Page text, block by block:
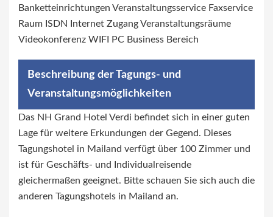
Banketteinrichtungen Veranstaltungsservice Faxservice
Raum ISDN Internet Zugang Veranstaltungsräume
Videokonferenz WIFI PC Business Bereich
Beschreibung der Tagungs- und
Veranstaltungsmöglichkeiten
Das NH Grand Hotel Verdi befindet sich in einer guten
Lage für weitere Erkundungen der Gegend. Dieses
Tagungshotel in Mailand verfügt über 100 Zimmer und
ist für Geschäfts- und Individualreisende
gleichermaßen geeignet. Bitte schauen Sie sich auch die
anderen Tagungshotels in Mailand an.